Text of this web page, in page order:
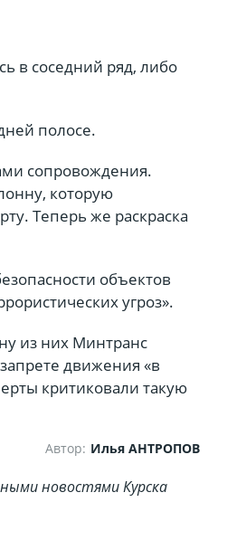
в соседний ряд, либо
полосе.
сопровождения.
которую
Теперь же раскраска
объектов
угроз».
из них Минтранс
движения «в
критиковали такую
Автор: Илья АНТРОПОВ
новостями Курска